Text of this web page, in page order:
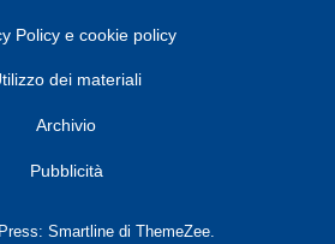
Policy e cookie policy
dei materiali
Archivio
Pubblicità
Smartline di ThemeZee.